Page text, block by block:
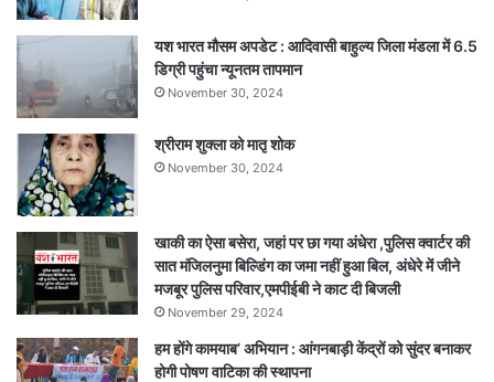
ने
निकाला
शव
यश भारत मौसम अपडेट : आदिवासी बाहुल्य जिला मंडला में 6.5
डिग्री पहुंचा न्यूनतम तापमान
November 30, 2024
श्रीराम शुक्ला को मातृ शोक
November 30, 2024
खाकी का ऐसा बसेरा, जहां पर छा गया अंधेरा ,पुलिस क्वार्टर की
सात मंजिलनुमा बिल्डिंग का जमा नहीं हुआ बिल, अंधेरे में जीने
मजबूर पुलिस परिवार,एमपीईबी ने काट दी बिजली
November 29, 2024
हम होंगे कामयाब’ अभियान : आंगनबाड़ी केंद्रों को सुंदर बनाकर
होगी पोषण वाटिका की स्थापना